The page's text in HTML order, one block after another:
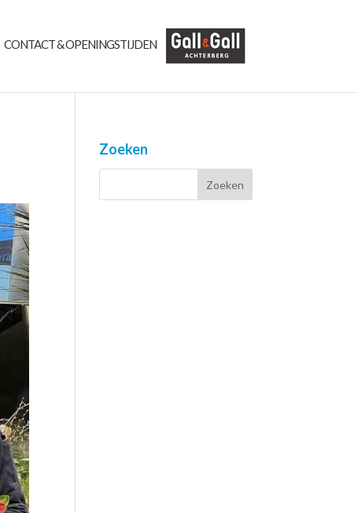
CONTACT & OPENINGSTIJDEN
Zoeken